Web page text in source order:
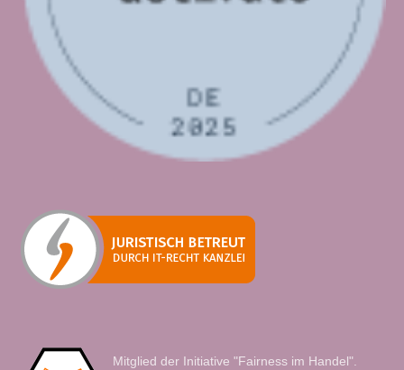
Mitglied der Initiative "Fairness im Handel".